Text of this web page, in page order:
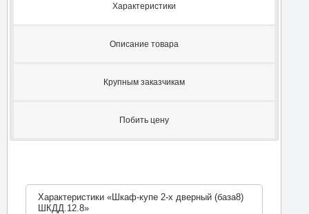
Характеристики
Описание товара
Крупным заказчикам
Побить цену
Характеристики «Шкаф-купе 2-х дверный (база8)
ШКДД.12.8»